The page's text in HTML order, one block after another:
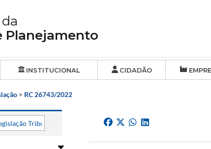
Planejamento
INSTITUCIONAL CIDADÃO
> RC 26743/2022